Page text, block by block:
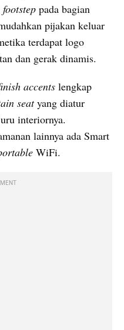
pada bagian
pijakan keluar
terdapat logo
dan gerak dinamis.
accents lengkap
seat yang diatur
interiornya.
lainnya ada Smart
WiFi.